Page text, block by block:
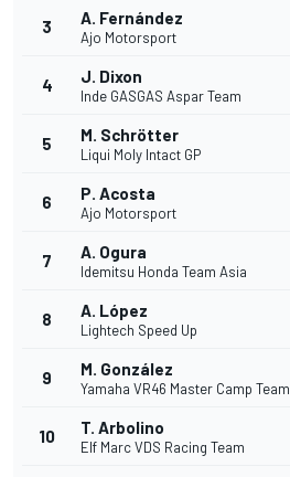
3 A. Fernández
Ajo Motorsport
4 J. Dixon
Inde GASGAS Aspar Team
5 M. Schrötter
Liqui Moly Intact GP
6 P. Acosta
Ajo Motorsport
7 A. Ogura
Idemitsu Honda Team Asia
8 A. López
Lightech Speed Up
9 M. González
Yamaha VR46 Master Camp Team
10 T. Arbolino
Elf Marc VDS Racing Team